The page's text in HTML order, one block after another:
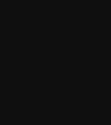
上品で見栄
ツの標準であ
ルです。